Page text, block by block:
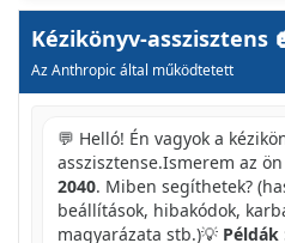
LANCFEK AZ INDITOGOMB
LANCFEK/ELULSO KEZVEDO
KOLDASA ELINDFITA A
LANCLEALLITO
JOBB KEZ HATSO VEDJE
Kézikönyv-asszisztens
Az Anthropic által működtetett
💬 Helló! Én vagyok a
asszisztense.Ismerem az ön
2040. Miben segíthetek?
beállítások, hibakódok,
magyarázata stb.)💡 Példák